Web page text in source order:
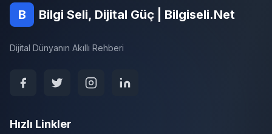
B Bilgi Seli, Dijital Güç | Bilgiseli.Net
Dijital Dünyanın Akıllı Rehberi
Hızlı Linkler